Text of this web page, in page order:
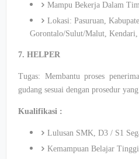
Mampu Bekerja Dalam
Lokasi: Pasuruan,
Gorontalo/Sulut/Malut,
7. HELPER
Tugas: Membantu proses
gudang sesuai dengan prosedur
Kualifikasi :
Lulusan SMK, D3 / S1
Kemampuan Belajar Tinggi